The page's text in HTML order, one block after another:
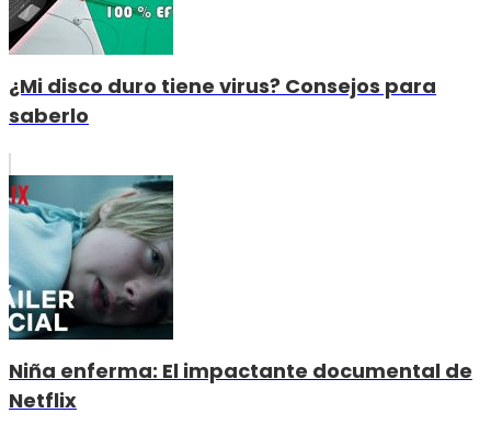
¿Mi disco duro tiene virus? Consejos para
saberlo
Niña enferma: El impactante documental de
Netflix